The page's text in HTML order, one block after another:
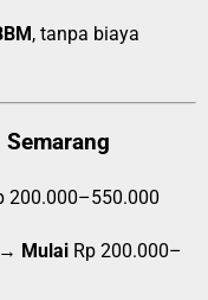
, tanpa biaya
200.000–550.000
→ Mulai Rp 200.000–